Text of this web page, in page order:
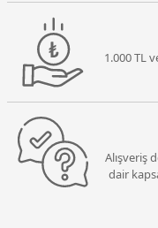
1.000 TL
Alışveriş
dair